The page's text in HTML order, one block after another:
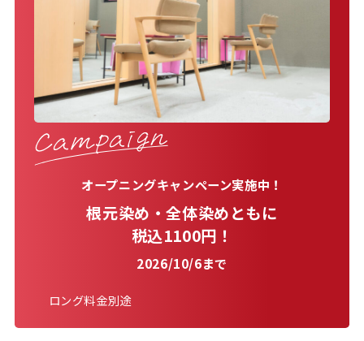
オープニングキャンペーン実施中！
根元染め・全体染めともに
税込1100円！
2026/10/6まで
ロング料金別途